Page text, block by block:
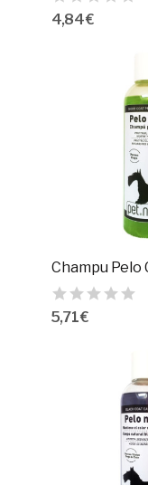
4,84 €
5,71 €